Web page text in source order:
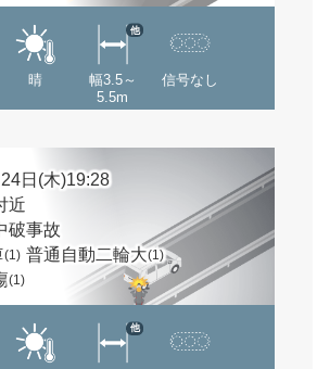
晴
幅3.5～
5.5m
他
信号なし
日(木)19:28
近
破事故
(1) 普通自動二輪大(1)
(1)
他